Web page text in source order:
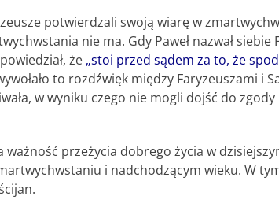
potwierdzali swoją wiarę w
nie ma. Gdy Paweł nazwał siebie
że „stoi przed sądem za to, że
to rozdźwięk między Faryzeuszami i
w wyniku czego nie mogli dojść do
przeżycia dobrego życia w
i nadchodzącym wieku. W